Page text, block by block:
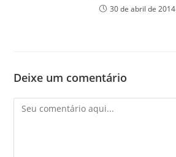
30 de abril de 2014
Deixe um comentário